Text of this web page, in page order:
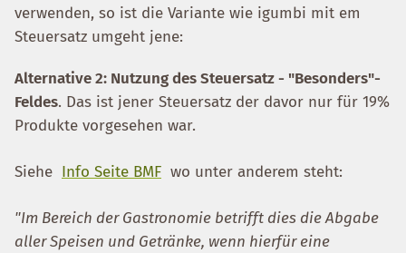
verwenden, so ist die Variante wie igumbi mit em
Steuersatz umgeht jene:
Alternative 2: Nutzung des Steuersatz - "Besonders"-
Feldes. Das ist jener Steuersatz der davor nur für 19%
Produkte vorgesehen war.
Siehe Info Seite BMF wo unter anderem steht:
"Im Bereich der Gastronomie betrifft dies die Abgabe
aller Speisen und Getränke, wenn hierfür eine